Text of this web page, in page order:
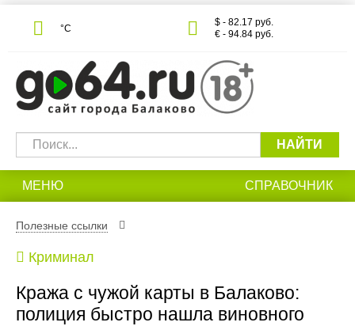
°С
$ - 82.17 руб.
€ - 94.84 руб.
НАЙТИ
МЕНЮ СПРАВОЧНИК
Полезные ссылки
Криминал
Кража с чужой карты в Балаково:
полиция быстро нашла виновного